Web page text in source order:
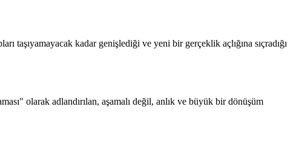
taşıyamayacak kadar genişlediği ve yeni bir gerçeklik açlığına sıçradığı
olarak adlandırılan, aşamalı değil, anlık ve büyük bir dönüşüm